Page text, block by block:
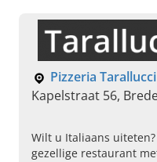
Pizzeria Tarallucci
Kapelstraat 56,
Wilt u Italiaans
gezellige restaurant